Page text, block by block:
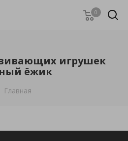
0
игрушек
ёжик
Главная